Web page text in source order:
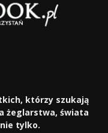
którzy szukają
żeglarstwa, świata
tylko.